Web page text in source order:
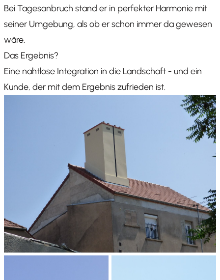
Bei Tagesanbruch stand er in perfekter Harmonie mit
seiner Umgebung, als ob er schon immer da gewesen
wäre.
Das Ergebnis?
Eine nahtlose Integration in die Landschaft - und ein
Kunde, der mit dem Ergebnis zufrieden ist.